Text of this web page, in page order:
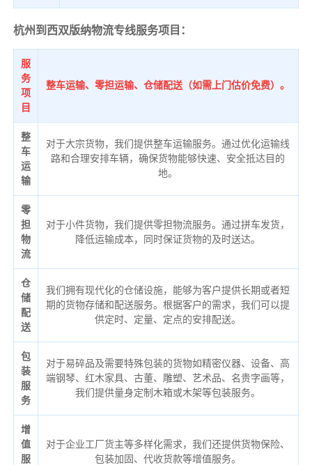
杭州到西双版纳物流专线服务项目：
服
务
项
目
整车运输、零担运输、仓储配送（如需上门估价免费）。
整
车
运
输
对于大宗货物，我们提供整车运输服务。通过优化运输线
路和合理安排车辆，确保货物能够快速、安全抵达目的
地。
零
担
物
流
对于小件货物，我们提供零担物流服务。通过拼车发货，
降低运输成本，同时保证货物的及时送达。
仓
储
配
送
我们拥有现代化的仓储设施，能够为客户提供长期或者短
期的货物存储和配送服务。根据客户的需求，我们可以提
供定时、定量、定点的安排配送。
包
装
服
务
对于易碎品及需要特殊包装的货物如精密仪器、设备、高
端钢琴、红木家具、古董、雕塑、艺术品、名贵字画等，
我们提供量身定制木箱或木架等包装服务。
增
值
服
对于企业工厂货主等多样化需求，我们还提供货物保险、
包装加固、代收货款等增值服务。